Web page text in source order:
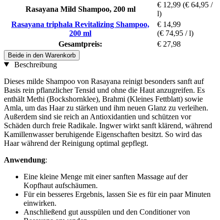
Rasayana Mild Shampoo, 200 ml
€ 12,99 (€ 64,95 /
l)
Rasayana triphala Revitalizing Shampoo,
200 ml
€ 14,99
(€ 74,95 / l)
Gesamtpreis:
€ 27,98
Beide in den Warenkorb
Beschreibung
Dieses milde Shampoo von Rasayana reinigt besonders sanft auf
Basis rein pflanzlicher Tensid und ohne die Haut anzugreifen. Es
enthält Methi (Bockshornklee), Brahmi (Kleines Fettblatt) sowie
Amla, um das Haar zu stärken und ihm neuen Glanz zu verleihen.
Außerdem sind sie reich an Antioxidantien und schützen vor
Schäden durch freie Radikale. Ingwer wirkt sanft klärend, während
Kamillenwasser beruhigende Eigenschaften besitzt. So wird das
Haar während der Reinigung optimal gepflegt.
Anwendung:
Eine kleine Menge mit einer sanften Massage auf der
Kopfhaut aufschäumen.
Für ein besseres Ergebnis, lassen Sie es für ein paar Minuten
einwirken.
Anschließend gut ausspülen und den Conditioner von